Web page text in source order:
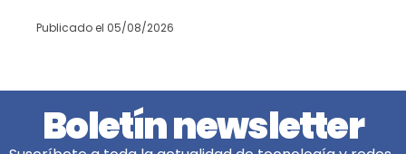
Publicado el 05/08/2026
Boletín newsletter